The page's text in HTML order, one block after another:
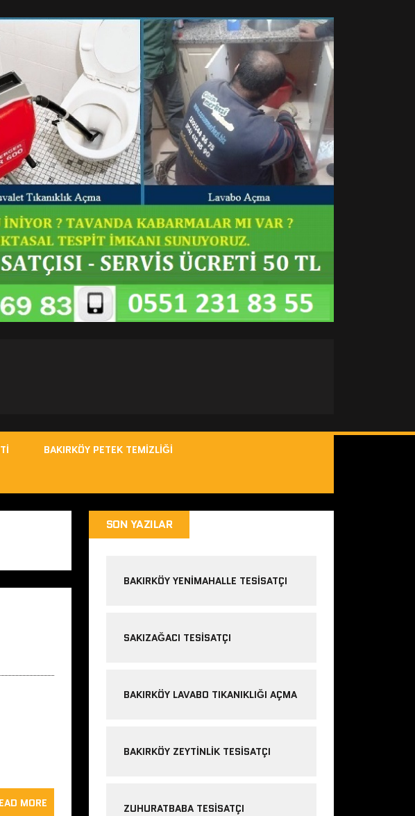
BAKIRKÖY PETEK TEMIZLIĞI
MORE
SON YAZILAR
BAKIRKÖY YENIMAHALLE TESISATÇI
SAKIZAĞACI TESISATÇI
BAKIRKÖY LAVABO TIKANIKLIĞI AÇMA
BAKIRKÖY ZEYTINLIK TESISATÇI
ZUHURATBABA TESISATÇI